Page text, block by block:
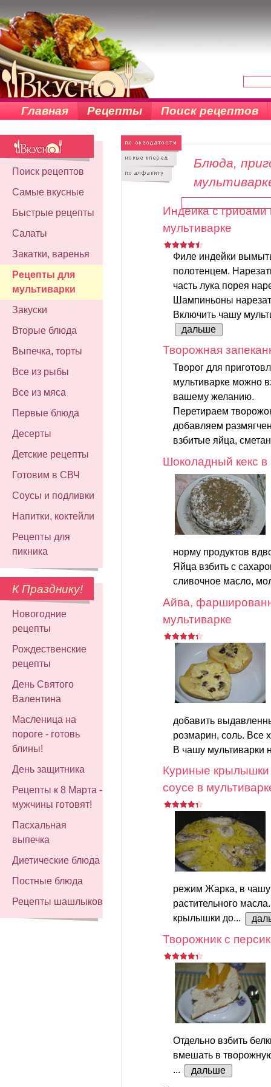
Главная Рецепты Поиск рецептов
Поиск рецептов
Самые вкусные
Быстрые рецепты
Салаты
Закатки, варенья
Рецепты для
мультиварки
Закуски
Вторые блюда
Выпечка, торты
Все из рыбы
Все из мяса
Первые блюда
Десерты
Детские рецепты
Готовим в СВЧ
Соусы и подливки
Напитки, коктейли
Рецепты для
пикника
К Празднику!
Новогодние
рецепты
Рождественские
рецепты
День Святого
Валентина
Масленица на
пороге - готовь
блины!
День защитника
Рецепты к 8 Марта -
мужчины готовят!
Пасхальная
выпечка
Диетические блюда
Постные блюда
Рецепты шашлыков
Блюда,
Индейка с
мультиварке
Филе индейки
полотенцем.
часть лука порея
Шампиньоны
Включить чашу
дальше
Творожная
Творог для
мультиварке можно
вашему желанию.
Перетираем
добавляем
взбитые яйца,
Шоколадный кекс в
норму продуктов
Яйца взбить с
сливочное масло,
Айва,
мультиварке
добавить
розмарин, соль. Все
В чашу мультиварки
Куриные крылышки
соусе в
режим Жарка, в чашу
растительного
крылышки до...
Творожник с
Отдельно взбить
вмешать в
...
дальше